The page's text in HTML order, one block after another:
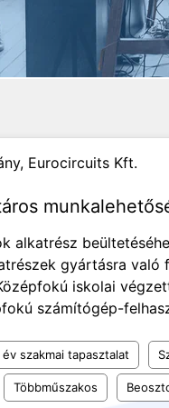
Eurocircuits Kft.
alkatrész
gyártásra való
iskolai
számítógép-
szakmai tapasztalat
Többműszakos